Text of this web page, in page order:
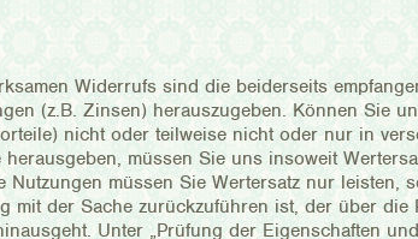
Widerrufs sind die beiderseits
(z.B. Zinsen) herauszugeben. Können Sie
nicht oder teilweise nicht oder nur in
herausgeben, müssen Sie uns insoweit
Nutzungen müssen Sie Wertersatz nur leisten,
mit der Sache zurückzuführen ist, der über
Unter „Prüfung der Eigenschaften